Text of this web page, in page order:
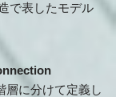
で表したモデル
層に分けて定義し